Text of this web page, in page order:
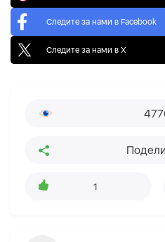
Следите за нами в Facebook
Следите за нами в X
1